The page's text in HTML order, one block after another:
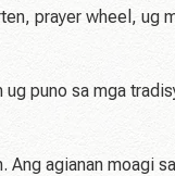
prayer wheel, ug
puno sa mga
Ang agianan moagi